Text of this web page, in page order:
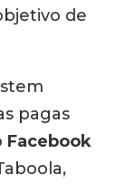
de
pagas
Facebook